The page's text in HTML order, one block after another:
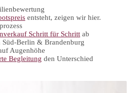
entsteht, zeigen wir hier.
Schritt für Schritt ab
Berlin & Brandenburg
Augenhöhe
Begleitung den Unterschied